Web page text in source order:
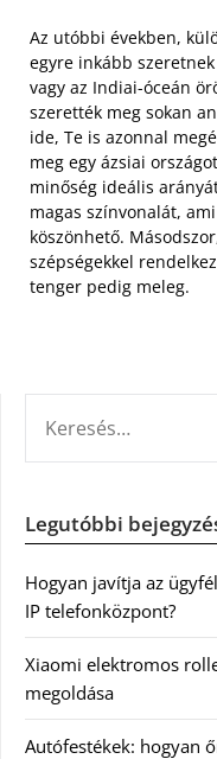
Az utóbbi években,
egyre inkább
vagy az Indiai-óceán
szerették meg sokan
ide, Te is azonnal
meg egy ázsiai
minőség ideális
magas színvonalát,
köszönhető.
szépségekkel
tenger pedig meleg.
Legutóbbi
Hogyan javítja az
IP telefonközpont?
Xiaomi elektromos
megoldása
Autófestékek: hogyan